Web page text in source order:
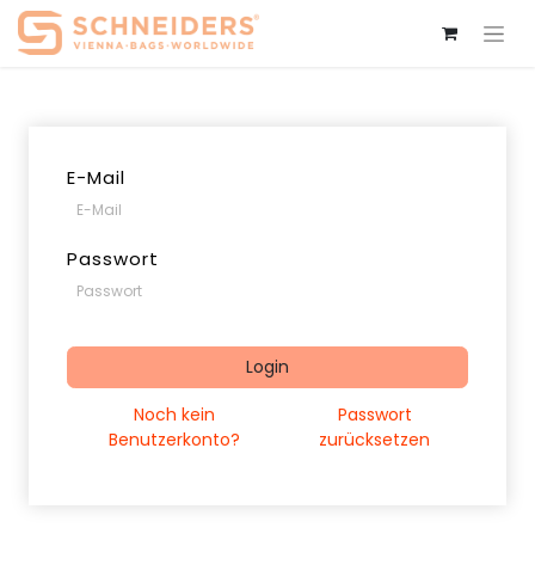
E-Mail
Passwort
Login
Noch kein
Benutzerkonto?
Passwort
zurücksetzen